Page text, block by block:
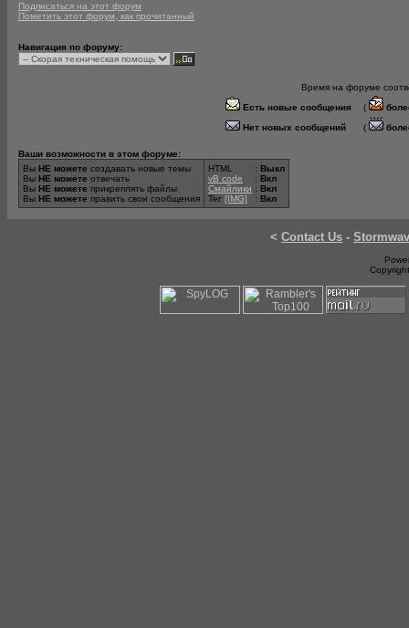
Подписаться на этот форум
Пометить этот форум, как прочитанный
Навигация по форуму:
Время на форуме
Есть новые сообщения
(
Нет новых сообщений
(
Ваши возможности в этом форуме:
Вы НЕ можете создавать новые темы
Вы НЕ можете отвечать
Вы НЕ можете прикреплять файлы
Вы НЕ можете править свои сообщения
HTML
vB code
Смайлики
Тег [IMG]
: Выкл
: Вкл
: Вкл
: Вкл
< Contact Us -